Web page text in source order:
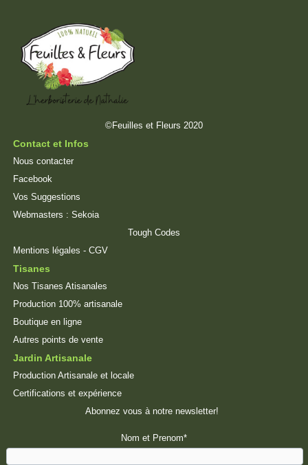
©Feuilles et Fleurs 2020
Contact et Infos
Nous contacter
Facebook
Vos Suggestions
Webmasters : Sekoia
Tough Codes
Mentions légales - CGV
Tisanes
Nos Tisanes Atisanales
Production 100% artisanale
Boutique en ligne
Autres points de vente
Jardin Artisanale
Production Artisanale et locale
Certifications et expérience
Abonnez vous à notre newsletter!
Nom et Prenom*